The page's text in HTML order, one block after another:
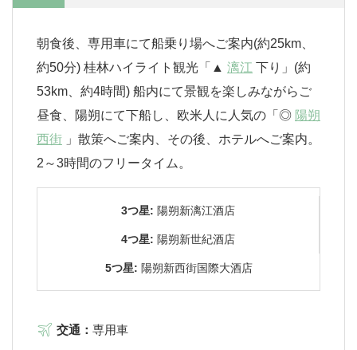
朝食後、専用車にて船乗り場へご案内(約25km、
約50分) 桂林ハイライト観光「▲ 漓江 下り」(約
53km、約4時間) 船内にて景観を楽しみながらご
昼食、陽朔にて下船し、欧米人に人気の「◎ 陽朔
西街 」散策へご案内、その後、ホテルへご案内。
2～3時間のフリータイム。
3つ星: 陽朔新漓江酒店
4つ星: 陽朔新世紀酒店
5つ星: 陽朔新西街国際大酒店
交通： 専用車